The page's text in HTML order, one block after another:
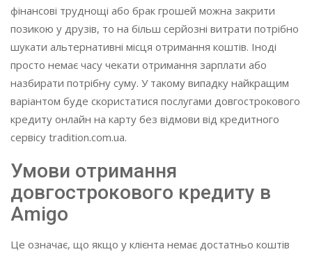
фінансові труднощі або брак грошей можна закрити
позикою у друзів, то на більш серйозні витрати потрібно
шукати альтернативні місця отримання коштів. Іноді
просто немає часу чекати отримання зарплати або
назбирати потрібну суму. У такому випадку найкращим
варіантом буде скористатися послугами довгострокового
кредиту онлайн на карту без відмови від кредитного
сервісу tradition.com.ua.
Умови отримання
довгострокового кредиту в
Amigo
Це означає, що якщо у клієнта немає достатньо коштів